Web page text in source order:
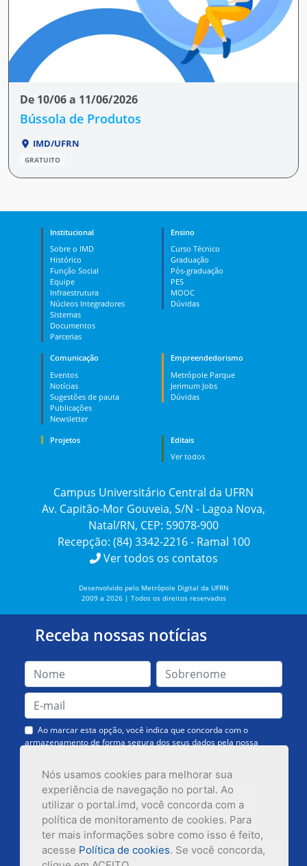
Nós usamos cookies para melhorar sua
experiência de navegação no portal. Ao
utilizar o portal.imd, você concorda com a
política de monitoramento de cookies. Para
ter mais informações sobre como isso é feito,
acesse Política de cookies. Se você concorda,
De 10/06 a 11/06/2026
Bússola de Produtos
IMD/UFRN
GRATUITO
Institucional
Sobre o IMD
Histórico
Função Social
Equipe
Infraestrutura
Núcleos Integradores
Sistemas
Documentos
Parcerias
Ensino
Curso Técnico
Graduação
Pós-graduação
PES
MOOC
Dúvidas
Comunicação
Eventos
Notícias
Sugestões de pauta
Publicações
Newsletter
Empreendedorismo
Metrópole Parque
Jerimum Jobs
Dúvidas
Projetos
Editais
Ver todos
Campus Universitário Central da UFRN
Av. Capitão-Mor Gouveia, S/N - Lagoa Nova,
Natal/RN, CEP: 59078-900
Recepção: (84) 3342-2216 - Ramal 100
Ver todos os contatos
Desenvolvido pelo Metrópole Digital da UFRN
2009 a 2026 | Todos os direitos reservados
Receba nossas notícias
Ao marcar esta opção, você indica que concorda com o
armazenamento de forma segura dos seus dados pela nossa
Inscrever-se